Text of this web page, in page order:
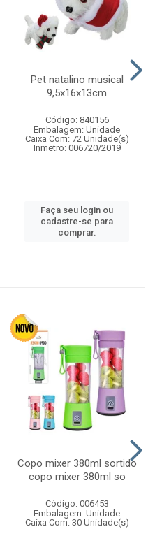
Pet natalino musical
9,5x16x13cm
Código: 840156
Embalagem: Unidade
Caixa Com: 72 Unidade(s)
Inmetro: 006720/2019
Faça seu login ou
cadastre-se para
comprar.
Copo mixer 380ml sortido
copo mixer 380ml so
Código: 006453
Embalagem: Unidade
Caixa Com: 30 Unidade(s)